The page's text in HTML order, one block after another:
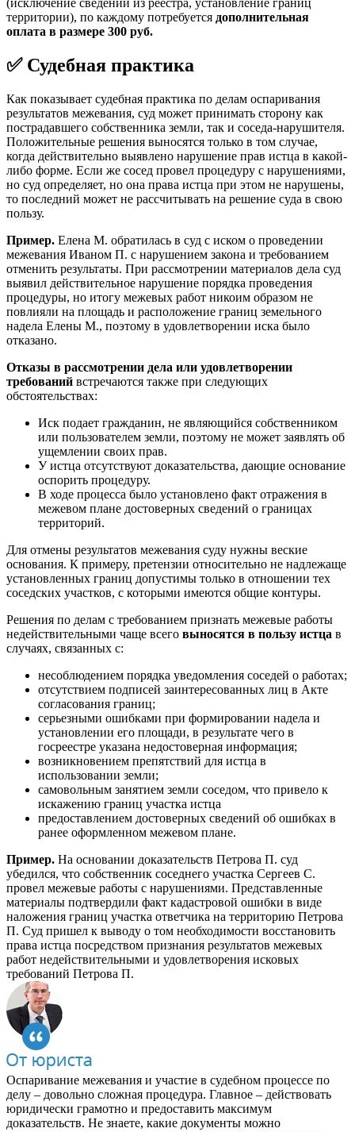
(исключение сведений из реестра, установление границ
территории), по каждому потребуется дополнительная
оплата в размере 300 руб.
✅ Судебная практика
Как показывает судебная практика по делам оспаривания
результатов межевания, суд может принимать сторону как
пострадавшего собственника земли, так и соседа-нарушителя.
Положительные решения выносятся только в том случае,
когда действительно выявлено нарушение прав истца в какой-
либо форме. Если же сосед провел процедуру с нарушениями,
но суд определяет, но она права истца при этом не нарушены,
то последний может не рассчитывать на решение суда в свою
пользу.
Пример. Елена М. обратилась в суд с иском о проведении
межевания Иваном П. с нарушением закона и требованием
отменить результаты. При рассмотрении материалов дела суд
выявил действительное нарушение порядка проведения
процедуры, но итогу межевых работ никоим образом не
повлияли на площадь и расположение границ земельного
надела Елены М., поэтому в удовлетворении иска было
отказано.
Отказы в рассмотрении дела или удовлетворении
требований встречаются также при следующих
обстоятельствах:
Иск подает гражданин, не являющийся собственником
или пользователем земли, поэтому не может заявлять об
ущемлении своих прав.
У истца отсутствуют доказательства, дающие основание
оспорить процедуру.
В ходе процесса было установлено факт отражения в
межевом плане достоверных сведений о границах
территорий.
Для отмены результатов межевания суду нужны веские
основания. К примеру, претензии относительно не надлежаще
установленных границ допустимы только в отношении тех
соседских участков, с которыми имеются общие контуры.
Решения по делам с требованием признать межевые работы
недействительными чаще всего выносятся в пользу истца в
случаях, связанных с:
несоблюдением порядка уведомления соседей о работах;
отсутствием подписей заинтересованных лиц в Акте
согласования границ;
серьезными ошибками при формировании надела и
установлении его площади, в результате чего в
госреестре указана недостоверная информация;
возникновением препятствий для истца в
использовании земли;
самовольным занятием земли соседом, что привело к
искажению границ участка истца
предоставлением достоверных сведений об ошибках в
ранее оформленном межевом плане.
Пример. На основании доказательств Петрова П. суд
убедился, что собственник соседнего участка Сергеев С.
провел межевые работы с нарушениями. Представленные
материалы подтвердили факт кадастровой ошибки в виде
наложения границ участка ответчика на территорию Петрова
П. Суд пришел к выводу о том необходимости восстановить
права истца посредством признания результатов межевых
работ недействительными и удовлетворения исковых
требований Петрова П.
Оспаривание межевания и участие в судебном процессе по
делу – довольно сложная процедура. Главное – действовать
юридически грамотно и предоставить максимум
доказательств. Не знаете, какие документы можно